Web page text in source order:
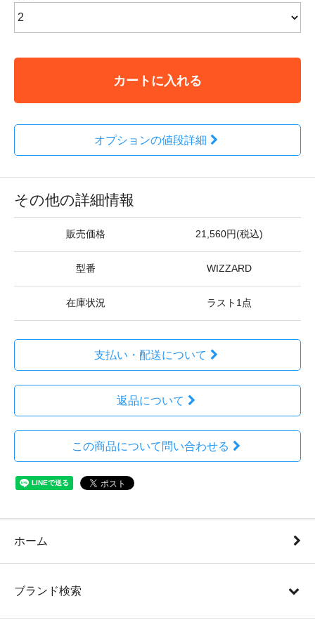
カートに入れる
オプションの値段詳細
その他の詳細情報
販売価格 21,560円(税込)
型番 WIZZARD
在庫状況 ラスト1点
支払い・配送について
返品について
この商品について問い合わせる
ホーム
ブランド検索